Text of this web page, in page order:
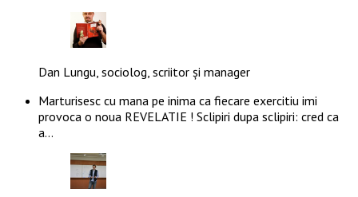
Dan Lungu, sociolog, scriitor și manager
Marturisesc cu mana pe inima ca fiecare exercitiu imi
provoca o noua REVELATIE ! Sclipiri dupa sclipiri: cred ca
a…